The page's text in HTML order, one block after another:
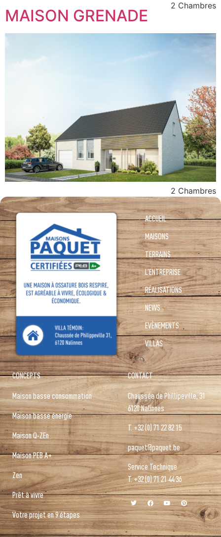
2 Chambres
MAISON GRENADE
2 Chambres
ACCUEIL
MAISONS
TERRAINS
L’ENTREPRISE
RÉALISATIONS
NEWS
EVÈNEMENTS
VILLAS
CONCEPTS
Maison basse consommation
Maison basse énergie
Maison Q-ZEn
Maison PEB A+
Zen
Prêt à vivre
Votre projet en 9 étapes
CONTACT
Chaussée de Phillipeville, 31
6120 Nalinnes
T.+32 (0) 71 22 82 15
paquet@paquet.be
Service Technique
T. +32 (0) 71 21 44 36